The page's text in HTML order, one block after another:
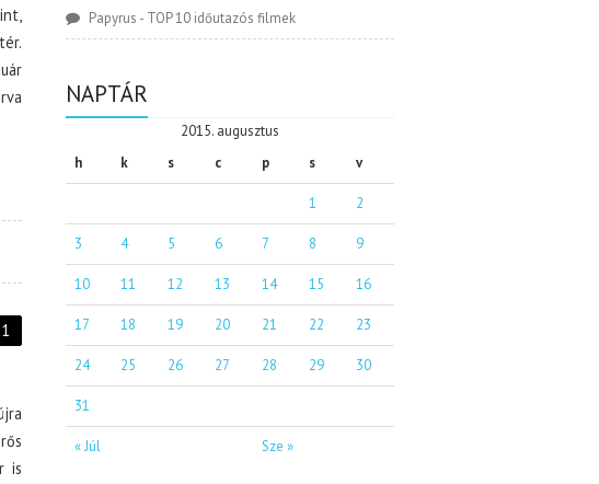
1
is
Papyrus - TOP 10 időutazós filmek
NAPTÁR
2015. augusztus
h
k s c p s v
« Júl Sze »
1 2
3 4 5 6 7 8 9
10 11 12 13 14 15 16
17 18 19 20 21 22 23
24 25 26 27 28 29 30
31